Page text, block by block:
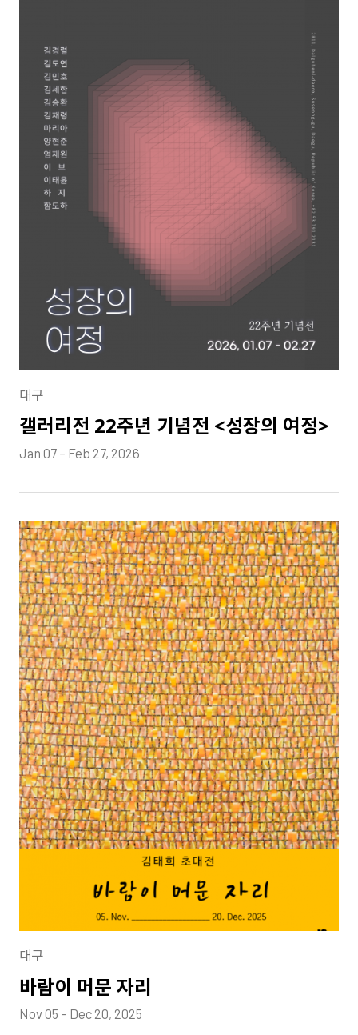
대구
갤러리전 22주년 기념전 <성장의 여정>
Jan 07 – Feb 27, 2026
대구
바람이 머문 자리
Nov 05 – Dec 20, 2025